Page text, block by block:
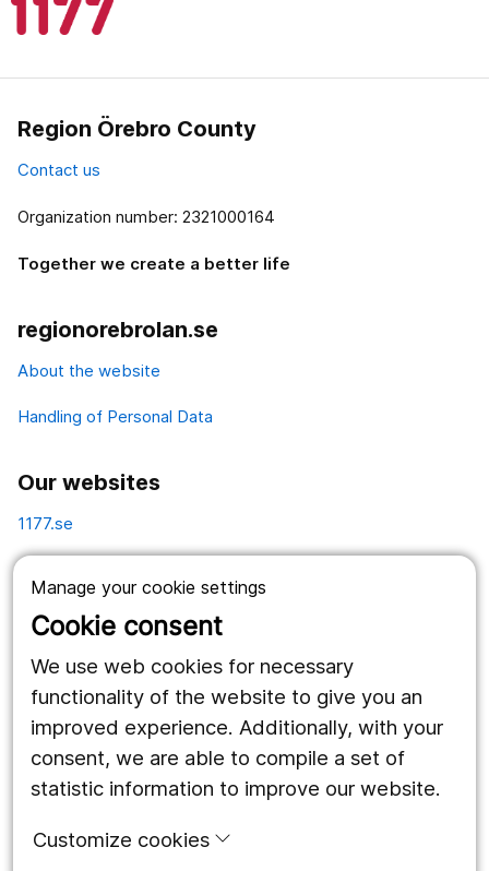
Manage your cookie settings
Cookie consent
We use web cookies for necessary
functionality of the website to give you an
improved experience. Additionally, with your
consent, we are able to compile a set of
statistic information to improve our website.
Customize cookies
Region Örebro County
Contact us
Organization number: 2321000164
Together we create a better life
regionorebrolan.se
About the website
Handling of Personal Data
Our websites
1177.se
Vårdgivare
Utveckling
Follow us
Facebook